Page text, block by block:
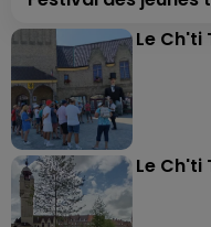
Le Ch'ti
Le Ch'ti